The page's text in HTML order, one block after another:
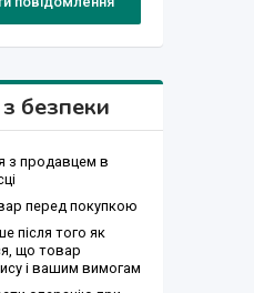
безпеки
з продавцем в
перед покупкою
після того як
що товар
і вашим вимогам